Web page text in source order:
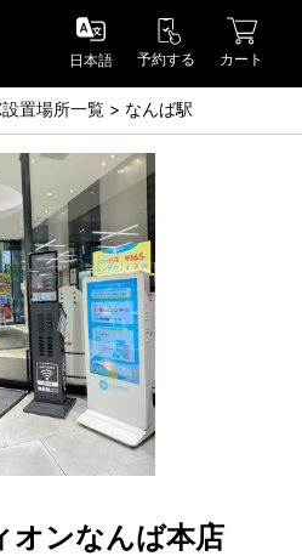
日本語)
日本語 予約する カート
置場所一覧 なんば駅
オンなんば本店